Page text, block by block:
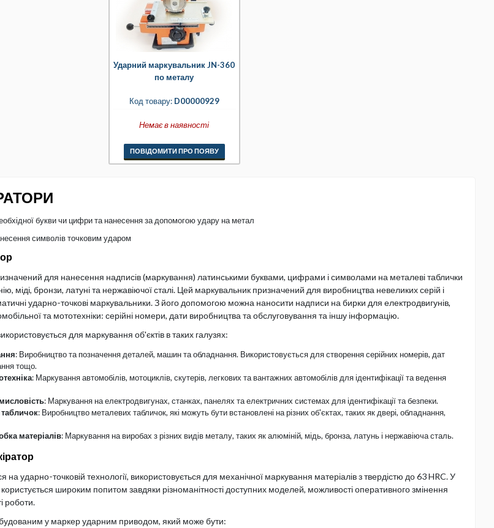
Ударний маркувальник JN-360
по металу
Код товару:D00000929
Немає в наявності
ПОВІДОМИТИ ПРО ПОЯВУ
букви чи цифри та нанесення за допомогою удару на метал
символів точковим ударом
для нанесення надписів (маркування) латинськими буквами, цифрами і символами на металеві таблички
міді, бронзи, латуні та нержавіючої сталі. Цей маркувальник призначений для виробництва невеликих серій і
ударно-точкові маркувальники. З його допомогою можна наносити надписи на бирки для електродвигунів,
та мототехніки: серійні номери, дати виробництва та обслуговування та іншу інформацію.
для маркування об'єктів в таких галузях:
: Виробництво та позначення деталей, машин та обладнання. Використовується для створення серійних номерів, дат
тощо.
: Маркування автомобілів, мотоциклів, скутерів, легкових та вантажних автомобілів для ідентифікації та ведення
: Маркування на електродвигунах, станках, панелях та електричних системах для ідентифікації та безпеки.
: Виробництво металевих табличок, які можуть бути встановлені на різних об'єктах, таких як двері, обладнання,
матеріалів: Маркування на виробах з різних видів металу, таких як алюміній, мідь, бронза, латунь і нержавіюча сталь.
ударно-точковій технології, використовується для механічної маркування матеріалів з твердістю до 63 HRC. У
широким попитом завдяки різноманітності доступних моделей, можливості оперативного змінення
роботи.
у маркер ударним приводом, який може бути: